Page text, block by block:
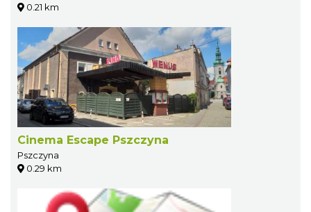
0.21 km
Cinema Escape Pszczyna
Pszczyna
0.29 km